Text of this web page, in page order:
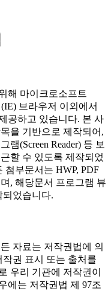
해 마이크로소프트
브라우저 이외에서
공하고 있습니다. 본 사
을 기반으로 제작되어,
램(Screen Reader) 등 보
할 수 있도록 제작되었
부문서는 HWP, PDF
, 해당문서 프로그램 뷰
되었습니다.
자료는 저작권법에 의
권 표시 또는 출처를
우리 기관에 저작권이
에는 저작권법 제 97조